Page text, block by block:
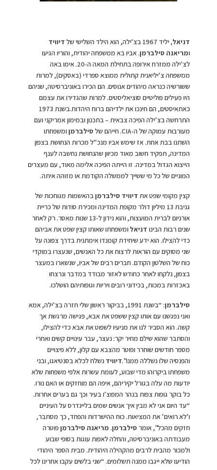
דניאל, יליד 1967 בצ’ילה, הוא הילד השלישי של
דיוויד
ומריאנה סילברמן. אביו בא ממשפחה יהודית, והוריו הגיעו
לצ’ילה ממזרח אירופה בתחילת המאה ה-20. אימו באה
ממשפחה צ’יליאנית קתולית ממוצא ספרדי (באסקים), למרות
ששורשיה כנראה מיהודים אנוסים. הם הכירו באוניברסיטה, שניהם
היו פעילים פוליטיים סוציאליסטים. למרות שהגדירו את עצמם
כאתאיסטים, הם חינכו את ילדיהם ברוח היהדות.בשנת 1973
התרחשה בצ’ילה הפיכה צבאית – בתכנון ובמימון אמריקני ועם
מעורבות עמוקה של ה-CIA. חייהם של
סילברמן ומשפחתו
השתנו בבת אחת. אז שימש אביו מנכ”ל מכרות הנחושת בצפון
המדינה, תפקיד חשוב מאוד מכיוון שהנחושת נחשבה לענף
הייצוא הגדול במדינה. זו הייתה הפיכה אלימה מאוד, עם מעצרים
המוניים של כל מי ששייך לממשלה הקודמת או מזוהה איתה.
קצין מקומי שפט את דיוויד סילברמן בהאשמות מגוחכות של
גניבת 13 מיליון דולר מקופת המדינה ומכירת סודות של כריית
אורניום לברית המועצות, והוא נידון ל-13 שנות מאסר. רק לאחר
שנים רבות הבינו דניאלומשפחתו שאותו קצין שפט את אביהם
כדי להצילו. הוא ידע שיחידת קומנדו אימתנית בדרך צפונה על
שני מסוקים עם הוראות לרצוח את כל האנשים, שנעצרו במוקדי
כוח של השלטון הקודם. חברים רבים של אביו, שנשארו במעצר
בצפון, נלקחו לאחר כחודש לאזור מבודד במדבר ונרצחו
באכזרות במכות, בכידוני רובים ויריות וגופותיהם הושלכו.
סילברמן
: “בשנת 1991, בביקור ראשון שלי חזרה בצ’ילה, אמא
ואני נפגשנו עם אותו קצין ששפט את אבא, פגישה מרגשת אך
קשה. הוא הסביר לנו את מניעיו לשפוט את אבא כדי להצילו,
והסתבר שהוא שילם מחיר יקר: נעצר, עבר עינויים קשים ואחרי
מספר חודשים שוחרר ופוטר מהצבא עם קלון, ללא פיצויים
והפנסיה שלו נשללה ממנו”.דיוויד נשלח לכלא בסנטיאגו, ובני
משפחתו ביקרוהו מדי שבוע, לעומת עשרות אלפי משפחות שלא
יודעות מה עלה בגורל יקיריהם, איפה הם מוחזקים או האם נורו.
כל בוקר גופות צפות בנהר המפוצ’ו בעיר וכך גם בערים אחרות.
“עד היום אני לא מבין איך אנשים שמים בליינדרס על העיניים
ו’לא רואים’ את המציאות. כוח ההישרדות והפחד, כך מסתבר,
חזקים מהכל”, אומר סילברמן. מריאנה סילברמן פוטרה
מעבודתה באוניברסיטה, והחלה לאפות עוגות בסופי שבוע
ולמכור מהבית לרבים מהקהילה היהודית. מבית הספר היהודי
הודיעו שלא ייגבו ממנה תשלומים. “שני בלשים עקבו אחרינו לכל